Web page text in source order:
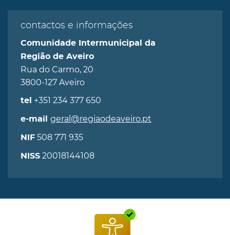
contactos e informações
Comunidade Intermunicipal da
Região de Aveiro
Rua do Carmo, 20
3800-127 Aveiro
tel +351 234 377 650
e-mail geral@regiaodeaveiro.pt
NIF 508 771 935
NISS 20018144108